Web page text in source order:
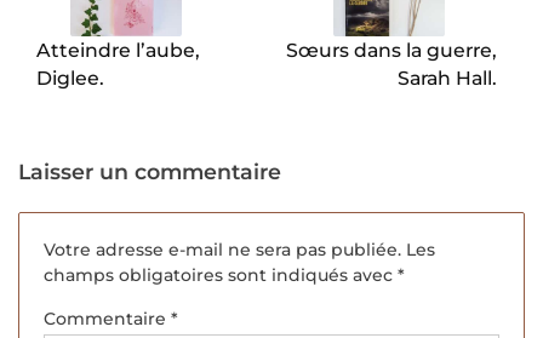
l’article
Atteindre l’aube,
Diglee.
Sœurs dans la guerre,
Sarah Hall.
Laisser un commentaire
Votre adresse e-mail ne sera pas publiée. Les
champs obligatoires sont indiqués avec *
Commentaire *